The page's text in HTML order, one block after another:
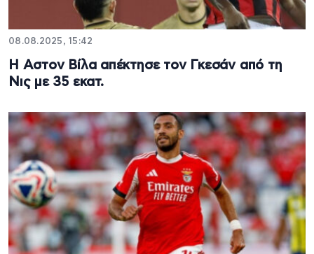
08.08.2025, 15:42
Η Αστον Βίλα απέκτησε τον Γκεσάν από τη
Νις με 35 εκατ.